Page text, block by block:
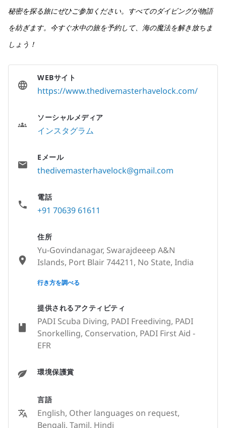
秘密を探る旅にぜひご参加ください。すべてのダイビングが物語
を紡ぎます。今すぐ水中の旅を予約して、海の魔法を解き放ちま
しょう！
提供されるアクティビティ
PADI Scuba Diving, PADI Freediving, PADI
Snorkelling, Conservation, PADI First Aid -
EFR
環境保護賞
言語
English, Other languages on request,
Bengali, Tamil, Hindi
WEBサイト
https://www.thedivemasterhavelock.com/
ソーシャルメディア
インスタグラム
Eメール
thedivemasterhavelock@gmail.com
電話
+91 70639 61611
住所
Yu-Govindanagar, Swarajdeeep A&N
Islands, Port Blair 744211, No State, India
None
行き方を調べる